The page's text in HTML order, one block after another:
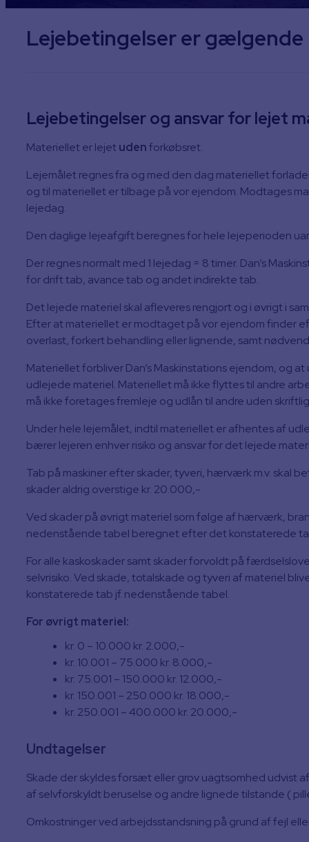
Lejebetingelser er gælgende
Lejebetingelser og ansvar for lejet
Materiellet er lejet udenforkøbsret.
Lejemålet regnes fra og med den dag materiellet
og til materiellet er tilbage på vor ejendom. Modtages
lejedag.
Den daglige lejeafgift beregnes for hele lejeperioden
Der regnes normalt med 1 lejedag = 8 timer. Dan’s
for drift tab, avance tab og andet indirekte tab.
Det lejede materiel skal afleveres rengjort og i øvrigt i
Efter at materiellet er modtaget på vor ejendom finder
overlast, forkert behandling eller lignende, samt
Materiellet forbliver Dan’s Maskinstations ejendom, og
udlejede materiel. Materiellet må ikke flyttes til andre
må ikke foretages fremleje og udlån til andre uden
Under hele lejemålet, indtil materiellet er afhentes af
bærer lejeren enhver risiko og ansvar for det lejede
Tab på maskiner efter skader, tyveri, hærværk m.v. skal
skader aldrig overstige kr. 20.000,-
Ved skader på øvrigt materiel som følge af hærværk,
nedenstående tabel beregnet efter det konstaterede
For alle kaskoskader samt skader forvoldt på
selvrisiko. Ved skade, totalskade og tyveri af materiel
konstaterede tab jf. nedenstående tabel.
For øvrigt materiel:
kr. 0 – 10.000 kr. 2.000,-
kr. 10.001 – 75.000 kr. 8.000,-
kr. 75.001 – 150.000 kr. 12.000,-
kr. 150.001 – 250.000 kr. 18.000,-
kr. 250.001 – 400.000 kr. 20.000,-
Undtagelser
Skade der skyldes forsæt eller grov uagtsomhed udvist
af selvforskyldt beruselse og andre lignede tilstande (
Omkostninger ved arbejdsstandsning på grund af fejl